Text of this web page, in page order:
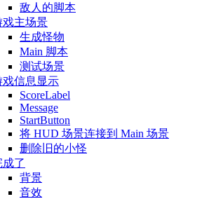
敌人的脚本
戏主场景
生成怪物
Main 脚本
测试场景
戏信息显示
ScoreLabel
Message
StartButton
将 HUD 场景连接到 Main 场景
删除旧的小怪
成了
背景
音效